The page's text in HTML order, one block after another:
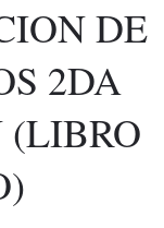
DE
2DA
(LIBRO